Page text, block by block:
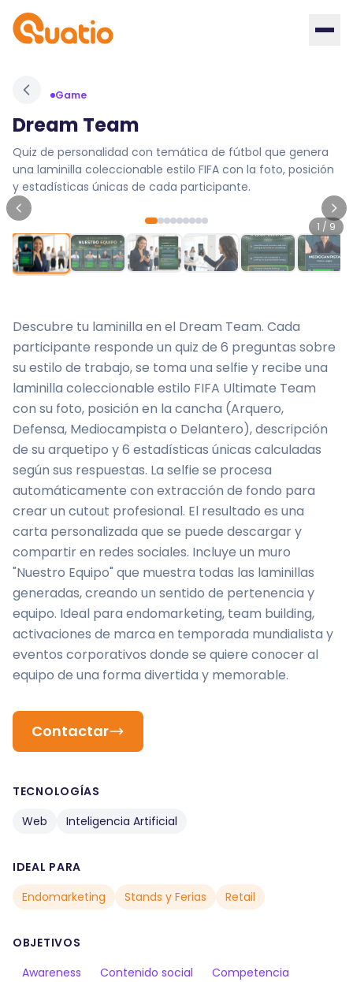
Game
Dream Team
Quiz de personalidad con temática de fútbol que genera
una laminilla coleccionable estilo FIFA con la foto, posición
y estadísticas únicas de cada participante.
1 / 9
Descubre tu laminilla en el Dream Team. Cada
participante responde un quiz de 6 preguntas sobre
su estilo de trabajo, se toma una selfie y recibe una
laminilla coleccionable estilo FIFA Ultimate Team
con su foto, posición en la cancha (Arquero,
Defensa, Mediocampista o Delantero), descripción
de su arquetipo y 6 estadísticas únicas calculadas
según sus respuestas. La selfie se procesa
automáticamente con extracción de fondo para
crear un cutout profesional. El resultado es una
carta personalizada que se puede descargar y
compartir en redes sociales. Incluye un muro
"Nuestro Equipo" que muestra todas las laminillas
generadas, creando un sentido de pertenencia y
equipo. Ideal para endomarketing, team building,
activaciones de marca en temporada mundialista y
eventos corporativos donde se quiere conocer al
equipo de una forma divertida y memorable.
Contactar
TECNOLOGÍAS
Web
Inteligencia Artificial
IDEAL PARA
Endomarketing
Stands y Ferias Retail
OBJETIVOS
Awareness
Contenido social Competencia